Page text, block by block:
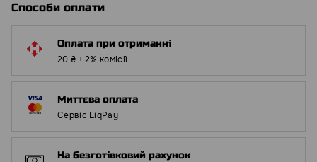
Способи оплати
Оплата при отриманні
20 ₴ + 2% комісії
Миттєва оплата
Сервіс LiqPay
На безготівковий рахунок